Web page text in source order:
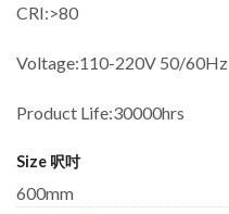
CRI:>80
Voltage:110-220V 50/60Hz
Product Life:30000hrs
Size 呎吋
600mm